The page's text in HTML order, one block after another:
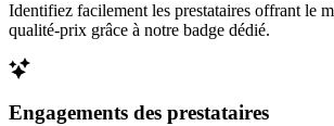
Identifiez facilement les prestataires offrant le
qualité-prix grâce à notre badge dédié.
Engagements des prestataires